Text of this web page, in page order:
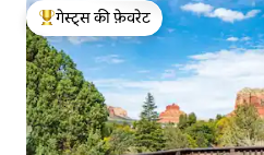
गेस्ट्स का टॉप फ़ेवरेट
गेस्ट्स की फ़ेवरेट